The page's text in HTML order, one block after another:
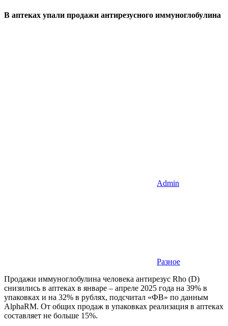
В аптеках упали продажи антирезусного иммуноглобулина
Admin
Разное
Продажи иммуноглобулина человека антирезус Rho (D)
снизились в аптеках в январе – апреле 2025 года на 39% в
упаковках и на 32% в рублях, подсчитал «ФВ» по данным
AlphaRM. От общих продаж в упаковках реализация в аптеках
составляет не больше 15%.